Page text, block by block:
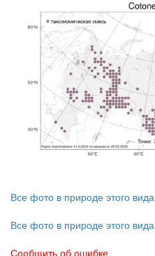
Все фото в природе этого вида
Все фото в природе этого вида
Сообщить об ошибке